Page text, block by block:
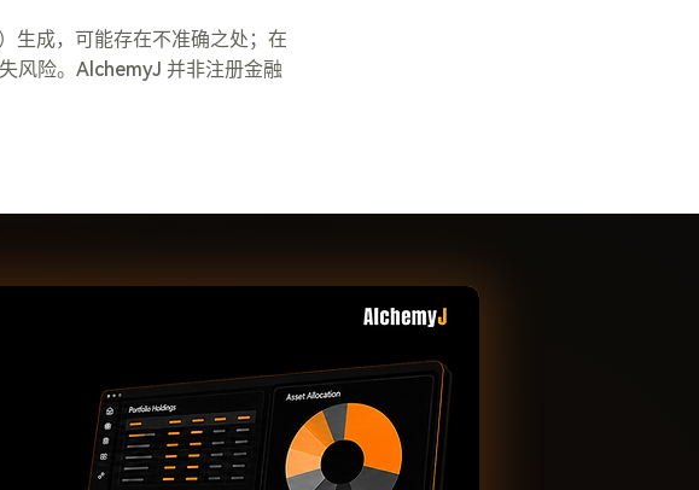
生成，可能存在不准确之处；在
风险。AlchemyJ 并非注册金融